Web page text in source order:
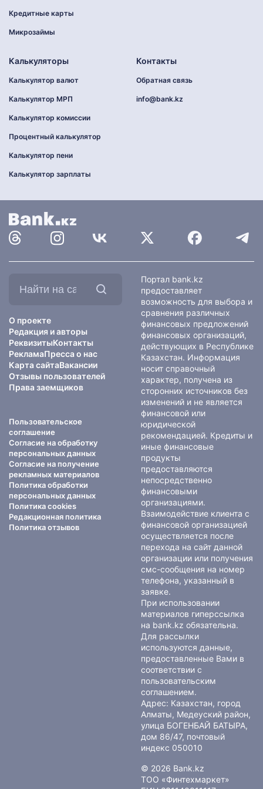
Кредитные карты
Микрозаймы
Калькуляторы
Калькулятор валют
Калькулятор МРП
Калькулятор комиссии
Процентный калькулятор
Калькулятор пени
Калькулятор зарплаты
Контакты
Обратная связь
info@bank.kz
О проекте
Редакция и авторы
РеквизитыКонтакты
РекламаПресса о нас
Карта сайтаВакансии
Отзывы пользователей
Права заемщиков
Пользовательское
соглашение
Согласие на обработку
персональных данных
Согласие на получение
рекламных материалов
Политика обработки
персональных данных
Политика cookies
Редакционная политика
Политика отзывов
Портал bank.kz
предоставляет
возможность для выбора и
сравнения различных
финансовых предложений
финансовых организаций,
действующих в Республике
Казахстан. Информация
носит справочный
характер, получена из
сторонних источников без
изменений и не является
финансовой или
юридической
рекомендацией. Кредиты и
иные финансовые
продукты
предоставляются
непосредственно
финансовыми
организациями.
Взаимодействие клиента с
финансовой организацией
осуществляется после
перехода на сайт данной
организации или получения
смс-сообщения на номер
телефона, указанный в
заявке.
При использовании
материалов гиперссылка
на bank.kz обязательна.
Для рассылки
используются данные,
предоставленные Вами в
соответствии с
пользовательским
соглашением.
Адрес: Казахстан, город
Алматы, Медеуский район,
улица БОГЕНБАЙ БАТЫРА,
дом 86/47, почтовый
индекс 050010
© 2026 Bank.kz
ТОО «Финтехмаркет»